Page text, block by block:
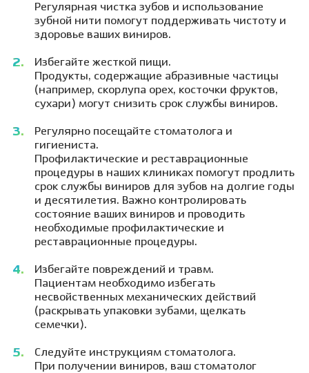
Регулярная чистка зубов и использование
зубной нити помогут поддерживать чистоту и
здоровье ваших виниров.
Избегайте жесткой пищи.
Продукты, содержащие абразивные частицы
(например, скорлупа орех, косточки фруктов,
сухари) могут снизить срок службы виниров.
Регулярно посещайте стоматолога и
гигиениста.
Профилактические и реставрационные
процедуры в наших клиниках помогут продлить
срок службы виниров для зубов на долгие годы
и десятилетия. Важно контролировать
состояние ваших виниров и проводить
необходимые профилактические и
реставрационные процедуры.
Избегайте повреждений и травм.
Пациентам необходимо избегать
несвойственных механических действий
(раскрывать упаковки зубами, щелкать
семечки).
Следуйте инструкциям стоматолога.
При получении виниров, ваш стоматолог